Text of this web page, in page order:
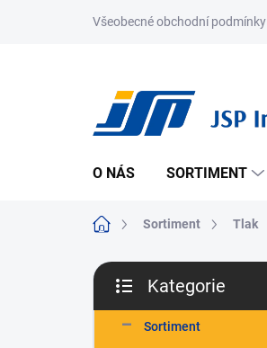
Všeobecné obchodní podmínky
O NÁS SORTIMENT
Domů Sortiment Tlak
P
s
kategorie
Kategorie
Sortiment